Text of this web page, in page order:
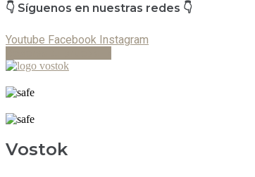
👇 Síguenos en nuestras redes 👇
Youtube Facebook Instagram
Vostok